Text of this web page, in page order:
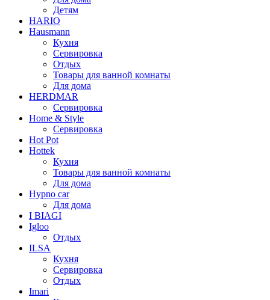
Детям
HARIO
Hausmann
Кухня
Сервировка
Отдых
Товары для ванной комнаты
Для дома
HERDMAR
Сервировка
Home & Style
Сервировка
Hot Pot
Hottek
Кухня
Товары для ванной комнаты
Для дома
Hypno car
Для дома
I BIAGI
Igloo
Отдых
ILSA
Кухня
Сервировка
Отдых
Imari